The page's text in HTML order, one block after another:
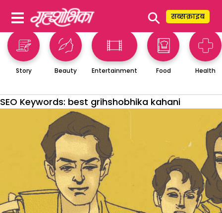
⚲ सब्सक्राइब
Story Beauty Entertainment Food Health
SEO Keywords: best grihshobhika kahani